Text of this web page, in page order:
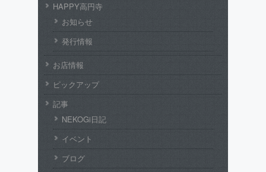
HAPPY高円寺
お知らせ
発行情報
お店情報
ピックアップ
記事
NEKOGi日記
イベント
ブログ